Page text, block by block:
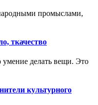
промыслами,
ткачество
умение делать вещи. Это
культурного